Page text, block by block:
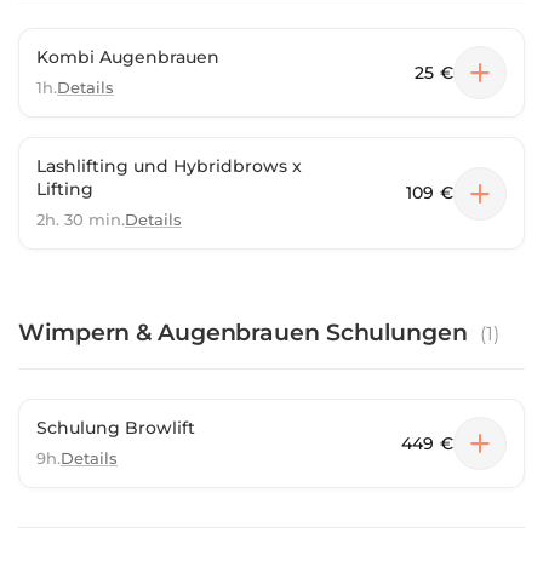
Kombi Augenbrauen
1h.Details
25 €
Lashlifting und Hybridbrows x
Lifting
2h. 30 min.Details
109 €
Wimpern & Augenbrauen Schulungen (1)
Schulung Browlift
9h.Details
449 €